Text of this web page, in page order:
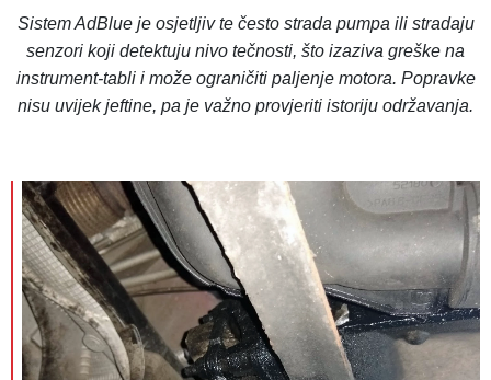
Sistem AdBlue je osjetljiv te često strada pumpa ili stradaju
senzori koji detektuju nivo tečnosti, što izaziva greške na
instrument-tabli i može ograničiti paljenje motora. Popravke
nisu uvijek jeftine, pa je važno provjeriti istoriju održavanja.